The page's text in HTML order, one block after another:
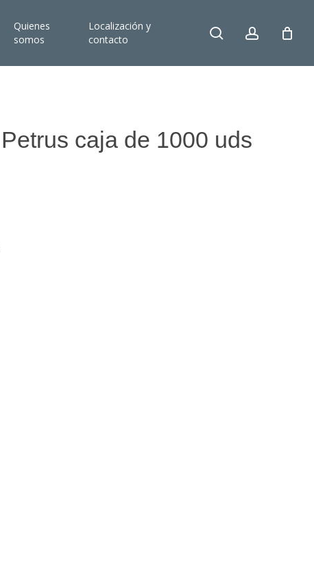
Quienes
somos
Localización y
contacto
search account
caja de 1000 uds